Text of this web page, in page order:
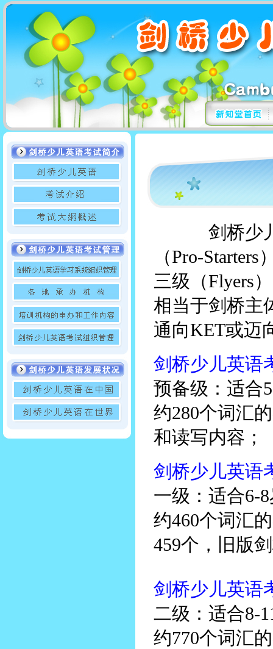
剑桥少儿英
（Pro-
三级（Flyers
相当于剑桥主
通向KET或迈
剑桥少儿英语
预备级：适合
约280个词汇
和读写内容；
剑桥少儿英语
一级：适合6-
约460个词汇
459个，旧版
剑桥少儿英语
二级：适合8-
约770个词汇